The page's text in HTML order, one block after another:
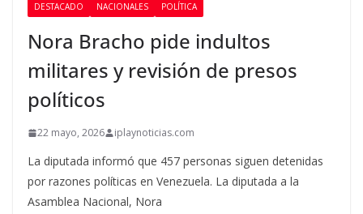
DESTACADO NACIONALES POLÍTICA
Nora Bracho pide indultos
militares y revisión de presos
políticos
22 mayo, 2026 iplaynoticias.com
La diputada informó que 457 personas siguen detenidas
por razones políticas en Venezuela. La diputada a la
Asamblea Nacional, Nora